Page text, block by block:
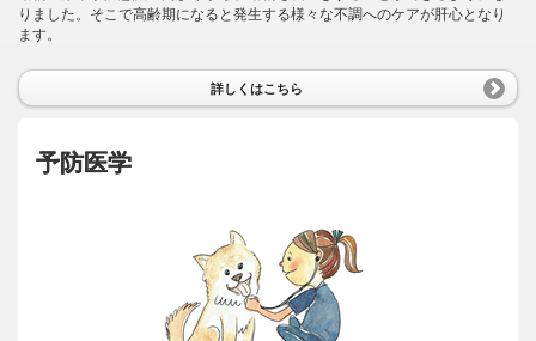
りました。そこで高齢期になると発生する様々な不調へのケアが肝心となり
ます。
詳しくはこちら
予防医学